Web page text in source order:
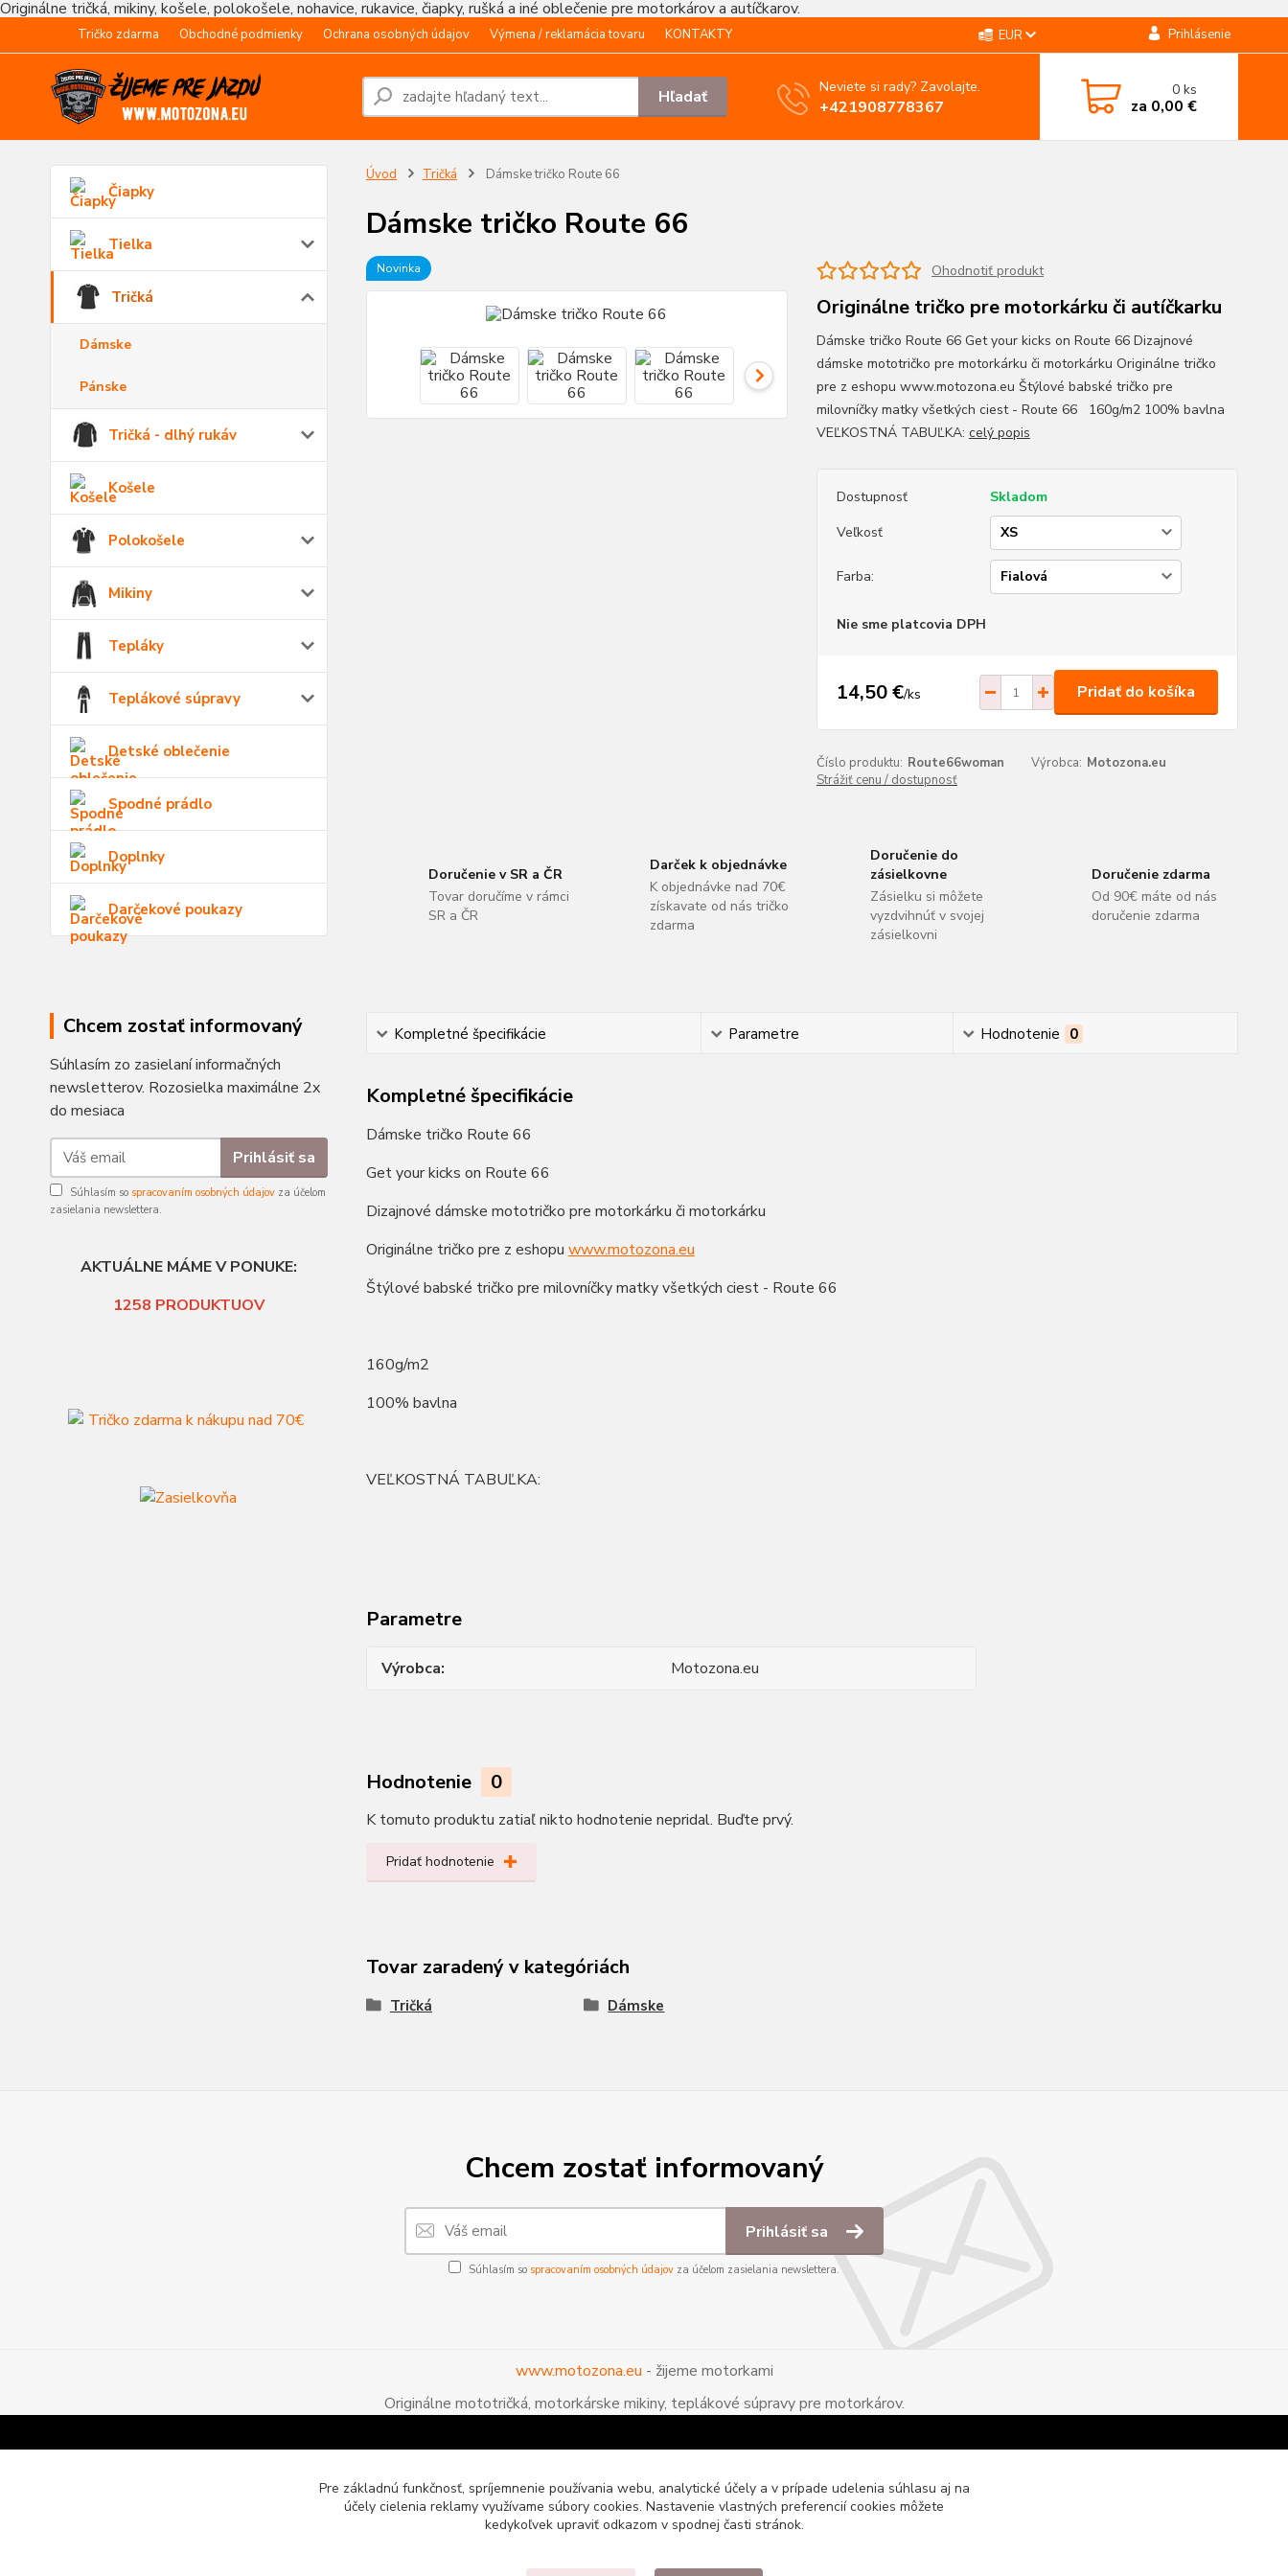
Originálne tričká, mikiny, košele, polokošele, nohavice, rukavice, čiapky, rušká a iné oblečenie pre motorkárov a autíčkarov.
Tričko zdarma Obchodné podmienky Ochrana osobných údajov Výmena / reklamácia tovaru KONTAKTY EUR Prihlásenie
Hľadať Neviete si rady? Zavolajte.
+421908778367
0ks
za 0,00 €
Čiapky
Tielka
Tričká
Dámske
Pánske
Tričká - dlhý rukáv
Košele
Polokošele
Mikiny
Tepláky
Teplákové súpravy
Detské oblečenie
Spodné prádlo
Doplnky
Darčekové poukazy
Chcem zostať informovaný
Súhlasím zo zasielaní informačných
newsletterov. Rozosielka maximálne 2x
do mesiaca
Prihlásiť sa
Súhlasím so spracovaním osobných údajov za účelom
zasielania newslettera.
AKTUÁLNE MÁME V PONUKE:
1258 PRODUKTUOV
Úvod Tričká Dámske tričko Route 66
Dámske tričko Route 66
Novinka Ohodnotiť produkt
Originálne tričko pre motorkárku či autíčkarku
Dámske tričko Route 66 Get your kicks on Route 66 Dizajnové
dámske mototričko pre motorkárku či motorkárku Originálne tričko
pre z eshopu www.motozona.eu Štýlové babské tričko pre
milovníčky matky všetkých ciest - Route 66 160g/m2 100% bavlna
VEĽKOSTNÁ TABUĽKA: celý popis
Dostupnosť
Skladom
Veľkosť
Farba:
Nie sme platcovia DPH
14,50 €/ks Pridať do košíka
Číslo produktu: Route66woman Výrobca: Motozona.eu
Strážiť cenu / dostupnosť
Doručenie v SR a ČR
Tovar doručíme v rámci
SR a ČR
Darček k objednávke
K objednávke nad 70€
získavate od nás tričko
zdarma
Doručenie do
zásielkovne
Zásielku si môžete
vyzdvihnúť v svojej
zásielkovni
Doručenie zdarma
Od 90€ máte od nás
doručenie zdarma
Kompletné špecifikácie Parametre Hodnotenie 0
Kompletné špecifikácie
Dámske tričko Route 66
Get your kicks on Route 66
Dizajnové dámske mototričko pre motorkárku či motorkárku
Originálne tričko pre z eshopu www.motozona.eu
Štýlové babské tričko pre milovníčky matky všetkých ciest - Route 66
160g/m2
100% bavlna
VEĽKOSTNÁ TABUĽKA:
Parametre
Výrobca Motozona.eu
Hodnotenie 0
K tomuto produktu zatiaľ nikto hodnotenie nepridal. Buďte prvý.
Pridať hodnotenie
Tovar zaradený v kategóriách
Tričká Dámske
Chcem zostať informovaný
Prihlásiť sa
Súhlasím so spracovaním osobných údajov za účelom zasielania newslettera.
www.motozona.eu - žijeme motorkami
Originálne mototričká, motorkárske mikiny, teplákové súpravy pre motorkárov.
Pre základnú funkčnosť, spríjemnenie používania webu, analytické účely a v prípade udelenia súhlasu aj na
účely cielenia reklamy využívame súbory cookies. Nastavenie vlastných preferencií cookies môžete
kedykoľvek upraviť odkazom v spodnej časti stránok.